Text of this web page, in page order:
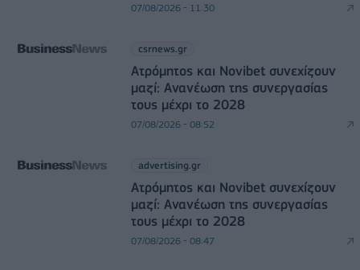
07/08/2026 - 11:30
csrnews.gr
Ατρόμητος και Novibet συνεχίζουν
μαζί: Ανανέωση της συνεργασίας
τους μέχρι το 2028
07/08/2026 - 08:52
advertising.gr
Ατρόμητος και Novibet συνεχίζουν
μαζί: Ανανέωση της συνεργασίας
τους μέχρι το 2028
07/08/2026 - 08:47